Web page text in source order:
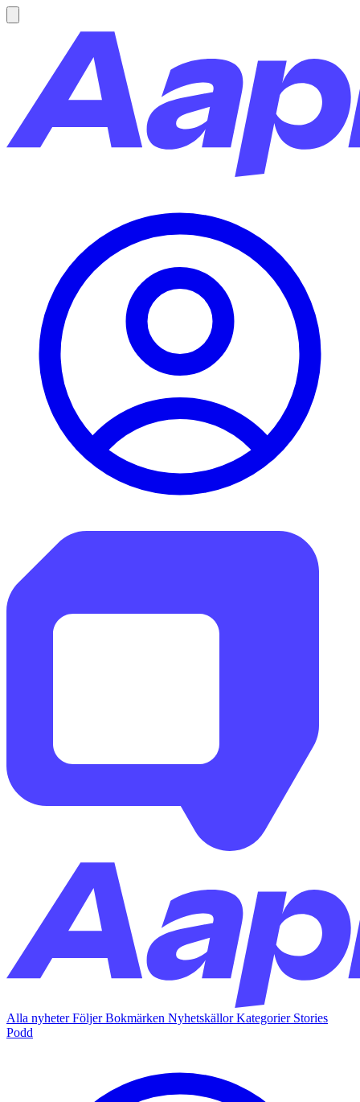
Alla nyheterFöljerBokmärken NyhetskällorKategorier Stories
Podd